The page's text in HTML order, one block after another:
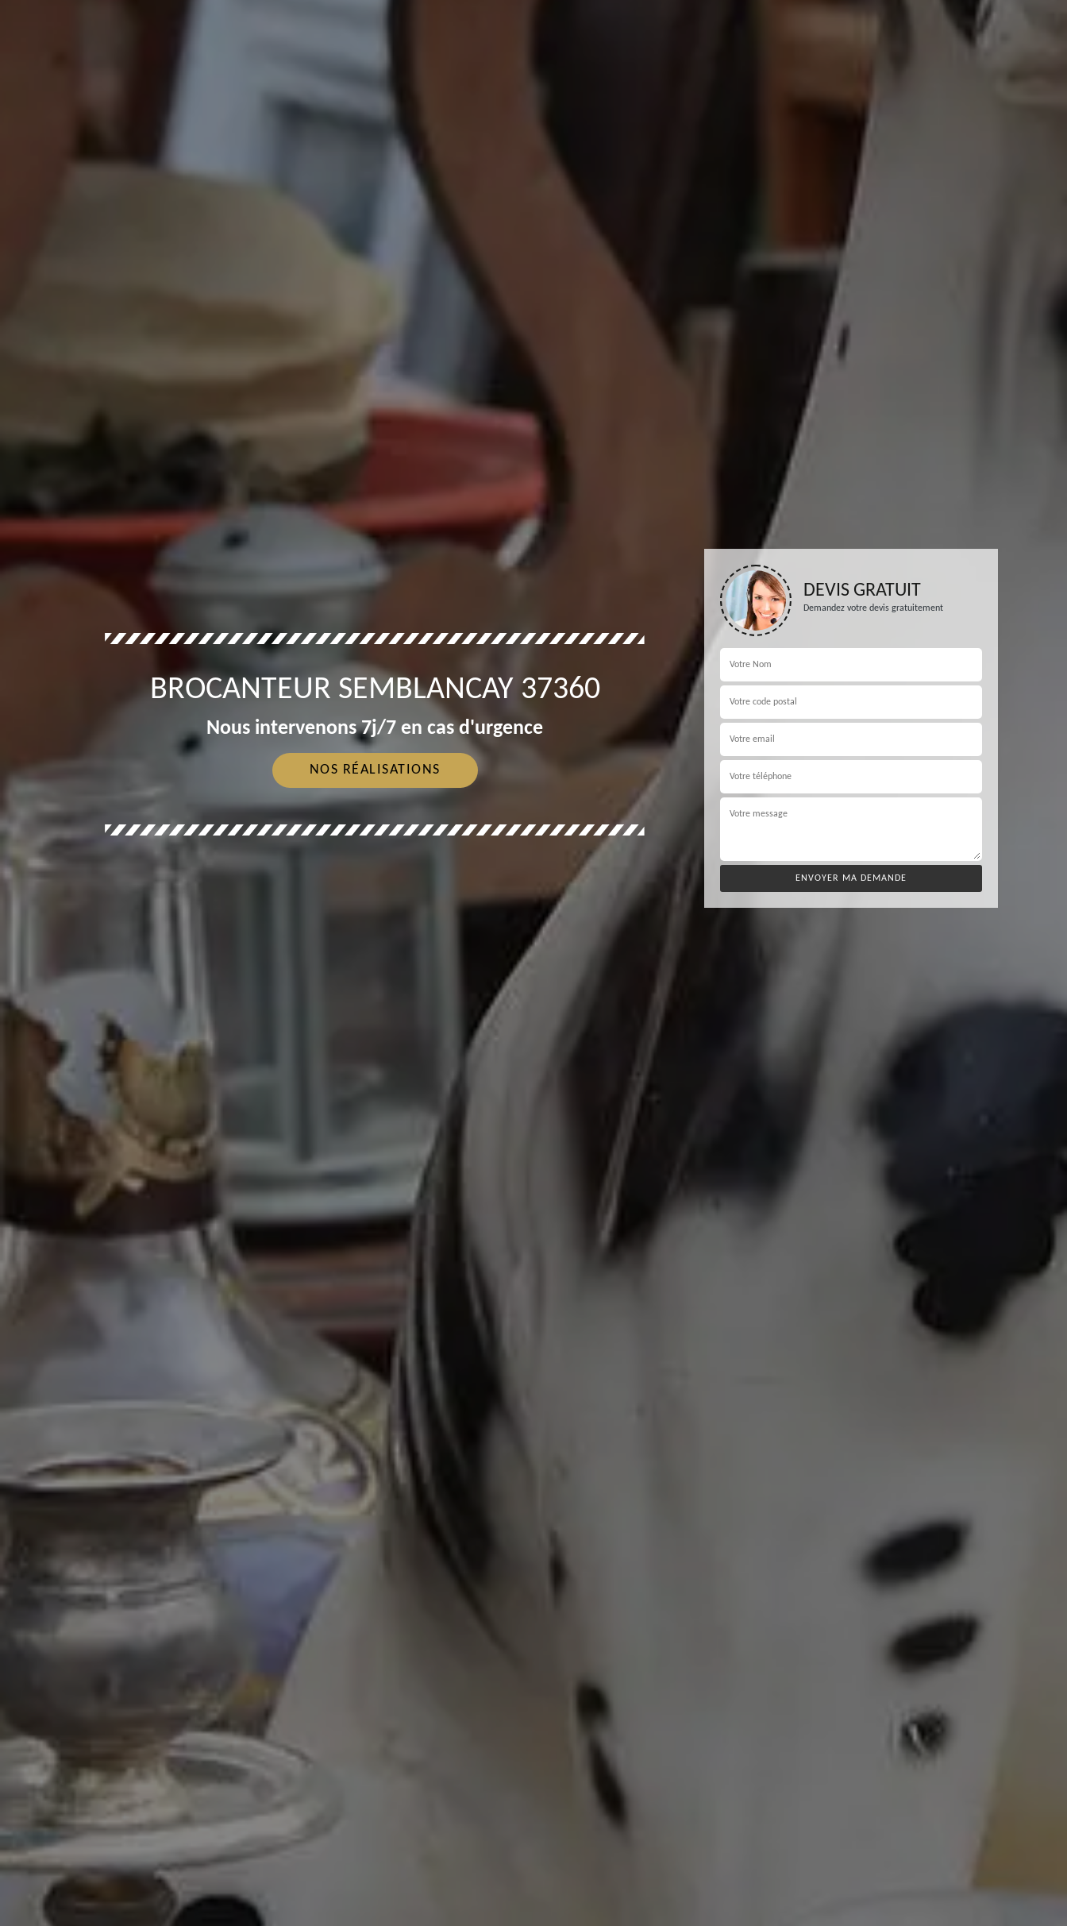
BROCANTEUR SEMBLANCAY 37360
Nous intervenons 7j/7 en cas d'urgence
NOS RÉALISATIONS
DEVIS GRATUIT
Demandez votre devis gratuitement